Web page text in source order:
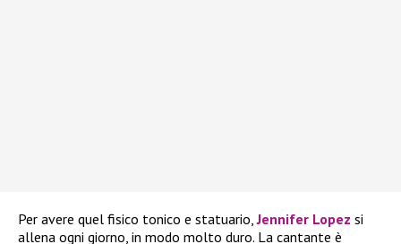
Per avere quel fisico tonico e statuario,Jennifer Lopez si
allena ogni giorno, in modo molto duro. La cantante è